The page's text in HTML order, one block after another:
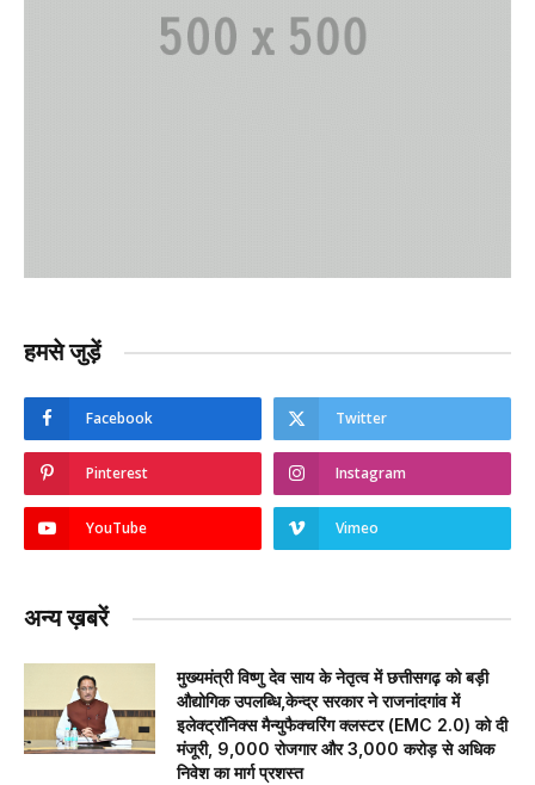
हमसे जुड़ें
Facebook Twitter
Pinterest Instagram
YouTube Vimeo
अन्य ख़बरें
मुख्यमंत्री विष्णु देव साय के नेतृत्व में छत्तीसगढ़ को बड़ी
औद्योगिक उपलब्धि,केन्द्र सरकार ने राजनांदगांव में
इलेक्ट्रॉनिक्स मैन्युफैक्चरिंग क्लस्टर (EMC 2.0) को दी
मंजूरी, 9,000 रोजगार और ₹3,000 करोड़ से अधिक
निवेश का मार्ग प्रशस्त